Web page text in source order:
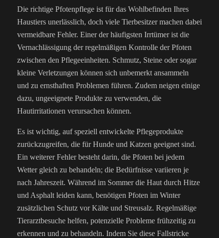
Die richtige Pfotenpflege ist für das Wohlbefinden Ihres
Haustiers unerlässlich, doch viele Tierbesitzer machen dabei
vermeidbare Fehler. Einer der häufigsten Irrtümer ist die
Vernachlässigung der regelmäßigen Kontrolle der Pfoten
zwischen den Pflegeeinheiten. Schmutz, Steine oder sogar
kleine Verletzungen können sich unbemerkt ansammeln
und zu ernsthaften Problemen führen. Zudem neigen einige
dazu, ungeeignete Produkte zu verwenden, die
Hautirritationen verursachen können.
Es ist wichtig, auf speziell entwickelte Pflegeprodukte
zurückzugreifen, die für Hunde und Katzen geeignet sind.
Ein weiterer Fehler besteht darin, die Pfoten bei jedem
Wetter gleich zu behandeln; die Bedürfnisse variieren je
nach Jahreszeit. Während im Sommer die Haut durch Hitze
und Asphalt leiden kann, benötigen Pfoten im Winter
zusätzlichen Schutz vor Kälte und Streusalz. Regelmäßige
Tierarztbesuche helfen, potenzielle Probleme frühzeitig zu
erkennen und zu behandeln. Indem Sie diese Fallstricke